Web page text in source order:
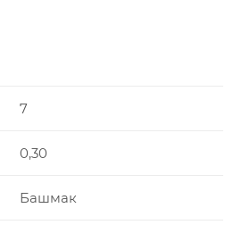
7
0,30
Башмак